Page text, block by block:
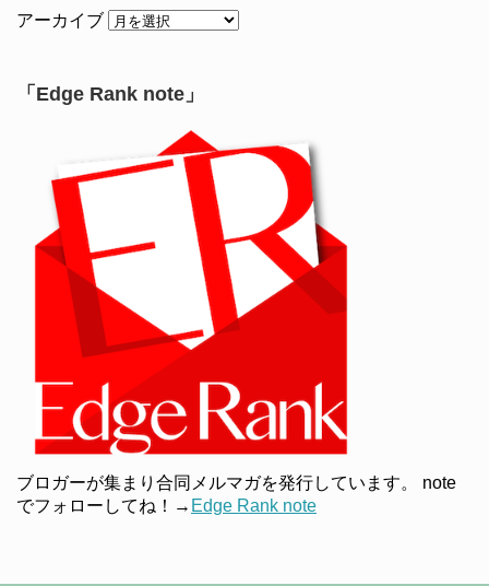
アーカイブ
「Edge Rank note」
ブロガーが集まり合同メルマガを発行しています。 note
でフォローしてね！→ Edge Rank note